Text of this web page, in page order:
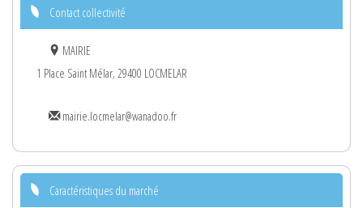
Contact collectivité
MAIRIE
1 Place Saint Mélar, 29400 LOCMELAR
mairie.locmelar@wanadoo.fr
Caractéristiques du marché